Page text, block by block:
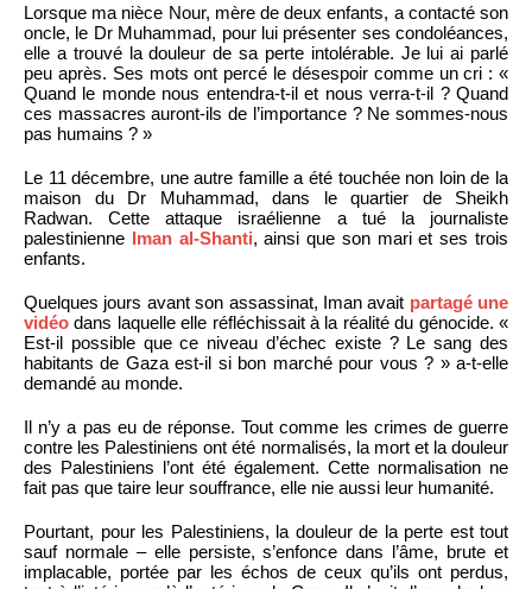
Lorsque ma nièce Nour, mère de deux enfants, a contacté son
oncle, le Dr Muhammad, pour lui présenter ses condoléances,
elle a trouvé la douleur de sa perte intolérable. Je lui ai parlé
peu après. Ses mots ont percé le désespoir comme un cri : «
Quand le monde nous entendra-t-il et nous verra-t-il ? Quand
ces massacres auront-ils de l’importance ? Ne sommes-nous
pas humains ? »
Le 11 décembre, une autre famille a été touchée non loin de la
maison du Dr Muhammad, dans le quartier de Sheikh
Radwan. Cette attaque israélienne a tué la journaliste
palestinienne Iman al-Shanti, ainsi que son mari et ses trois
enfants.
Quelques jours avant son assassinat, Iman avait partagé une
vidéo dans laquelle elle réfléchissait à la réalité du génocide. «
Est-il possible que ce niveau d’échec existe ? Le sang des
habitants de Gaza est-il si bon marché pour vous ? » a-t-elle
demandé au monde.
Il n’y a pas eu de réponse. Tout comme les crimes de guerre
contre les Palestiniens ont été normalisés, la mort et la douleur
des Palestiniens l’ont été également. Cette normalisation ne
fait pas que taire leur souffrance, elle nie aussi leur humanité.
Pourtant, pour les Palestiniens, la douleur de la perte est tout
sauf normale – elle persiste, s’enfonce dans l’âme, brute et
implacable, portée par les échos de ceux qu’ils ont perdus,